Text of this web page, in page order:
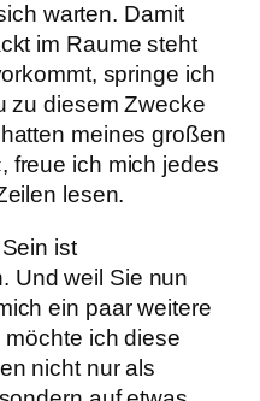
warten. Damit
im Raume steht
springe ich
zu diesem Zwecke
meines großen
freue ich mich jedes
lesen.
ist
Und weil Sie nun
ein paar weitere
ich diese
nicht nur als